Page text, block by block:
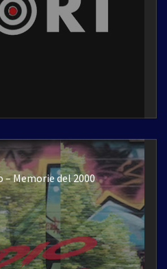
Memorie del 2000